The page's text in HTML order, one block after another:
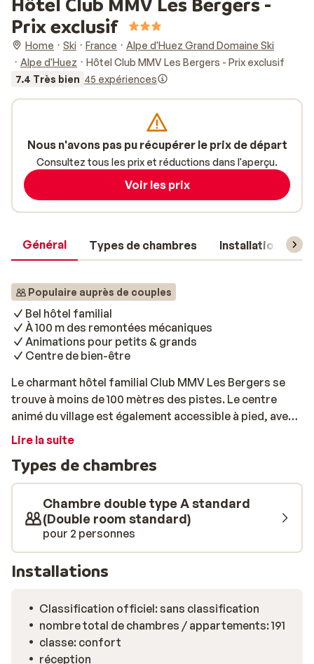
Prix exclusif
Home Ski France
Alpe d'Huez Grand Domaine Ski
Alpe d'Huez
Hôtel Club MMV Les Bergers - Prix exclusif
7.4 Très bien 45 expériences
Général Types de chambres Installations
Populaire auprès de couples
Bel hôtel familial
À 100 m des remontées mécaniques
Animations pour petits & grands
Centre de bien-être
Le charmant hôtel familial Club MMV Les Bergers se
trouve à moins de 100 mètres des pistes. Le centre
animé du village est également accessible à pied, avec
ses boutiques, restaurants et bars accueillants. Après
de retrouver le confort des chambres. Dans le spa,
vous pouvez profiter (en supplément) de massages
relaxants et de soins beauté. Pendant ce temps, les
enfants s’amusent avec l’équipe d’animation, de quoi
satisfaire toute la famille!
Lire la suite
Types de chambres
Chambre double type A standard
(Double room standard)
pour 2 personnes
Installations
Classification officiel: sans classification
nombre total de chambres / appartements: 191
classe: confort
réception
Nous n'avons pas pu récupérer le prix de départ
Consultez tous les prix et réductions dans l'aperçu.
Voir les prix